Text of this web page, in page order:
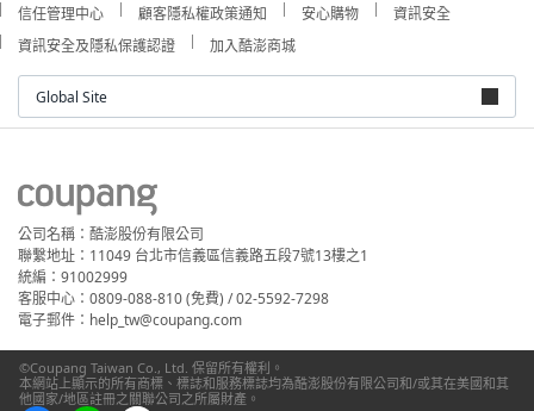
信任管理中心
顧客隱私權政策通知 安心購物
資訊安全
資訊安全及隱私保護認證
加入酷澎商城
Global Site
公司名稱：酷澎股份有限公司
聯繫地址：11049 台北市信義區信義路五段7號13樓之1
統編：91002999
客服中心：0809-088-810 (免費) / 02-5592-7298
電子郵件：help_tw@coupang.com
©Coupang Taiwan Co., Ltd. 保留所有權利。
本網站上顯示的所有商標、標誌和服務標誌均為酷澎股份有限公司和/或其在美國和其
他國家/地區註冊之關聯公司之所屬財產。